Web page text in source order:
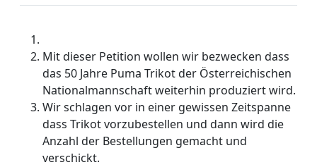
Mit dieser Petition wollen wir bezwecken dass
das 50 Jahre Puma Trikot der Österreichischen
Nationalmannschaft weiterhin produziert wird.
Wir schlagen vor in einer gewissen Zeitspanne
dass Trikot vorzubestellen und dann wird die
Anzahl der Bestellungen gemacht und
verschickt.